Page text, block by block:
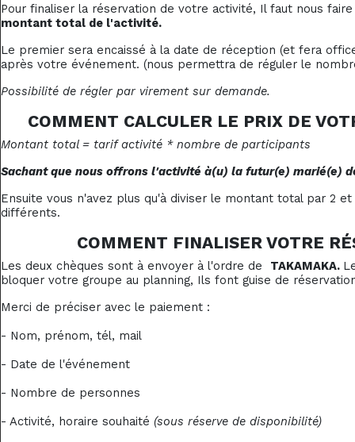
Pour finaliser la réservation de votre activité, Il faut nous
montant total de l'activité.
Le premier sera encaissé à la date de réception (et fera
après votre événement. (nous permettra de réguler le
Possibilité de régler par virement sur demande.
COMMENT CALCULER LE PRIX DE
Montant total = tarif activité * nombre de participants
Sachant que nous offrons l'activité à(u) la futur(e) marié(e)
Ensuite vous n'avez plus qu'à diviser le montant total par 2
différents.
COMMENT FINALISER VOTRE
Les deux chèques sont à envoyer à l'ordre de TAKAMAKA.
bloquer votre groupe au planning, Ils font guise de
Merci de préciser avec le paiement :
- Nom, prénom, tél, mail
- Date de l'événement
- Nombre de personnes
- Activité, horaire souhaité (sous réserve de disponibilité)